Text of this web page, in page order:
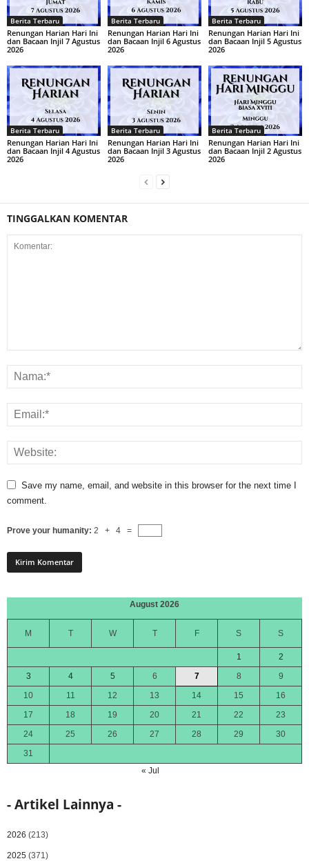
Berita Terbaru
Renungan Harian Hari Ini
dan Bacaan Injil 7 Agustus
2026
Berita Terbaru
Renungan Harian Hari Ini
dan Bacaan Injil 6 Agustus
2026
Berita Terbaru
Renungan Harian Hari Ini
dan Bacaan Injil 5 Agustus
2026
Berita Terbaru
Renungan Harian Hari Ini
dan Bacaan Injil 4 Agustus
2026
Berita Terbaru
Renungan Harian Hari Ini
dan Bacaan Injil 3 Agustus
2026
Berita Terbaru
Renungan Harian Hari Ini
dan Bacaan Injil 2 Agustus
2026
TINGGALKAN KOMENTAR
Save my name, email, and website in this browser for the next time I
comment.
Prove your humanity: 2 + 4 =
August 2026
M T W T F S S
1
2
3
4 5 6 7 8
9
10
11 12 13 14 15
16
17
18 19 20 21 22
23
24
25 26 27 28 29
30
31
« Jul
- Artikel Lainnya -
2026 (213)
2025 (371)